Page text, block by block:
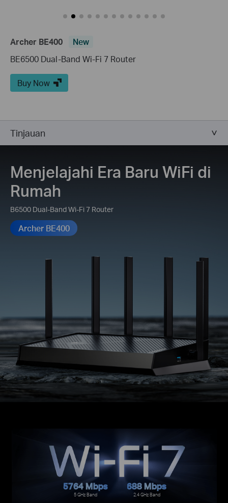
Archer BE400
New
BE6500 Dual-Band Wi-Fi 7 Router
Buy Now
Tinjauan
Menjelajahi Era Baru WiFi di
Rumah
B6500 Dual-Band Wi-Fi 7 Router
Archer BE400
5764 Mbps
5 GHz Band
688 Mbps
2.4 GHz Band